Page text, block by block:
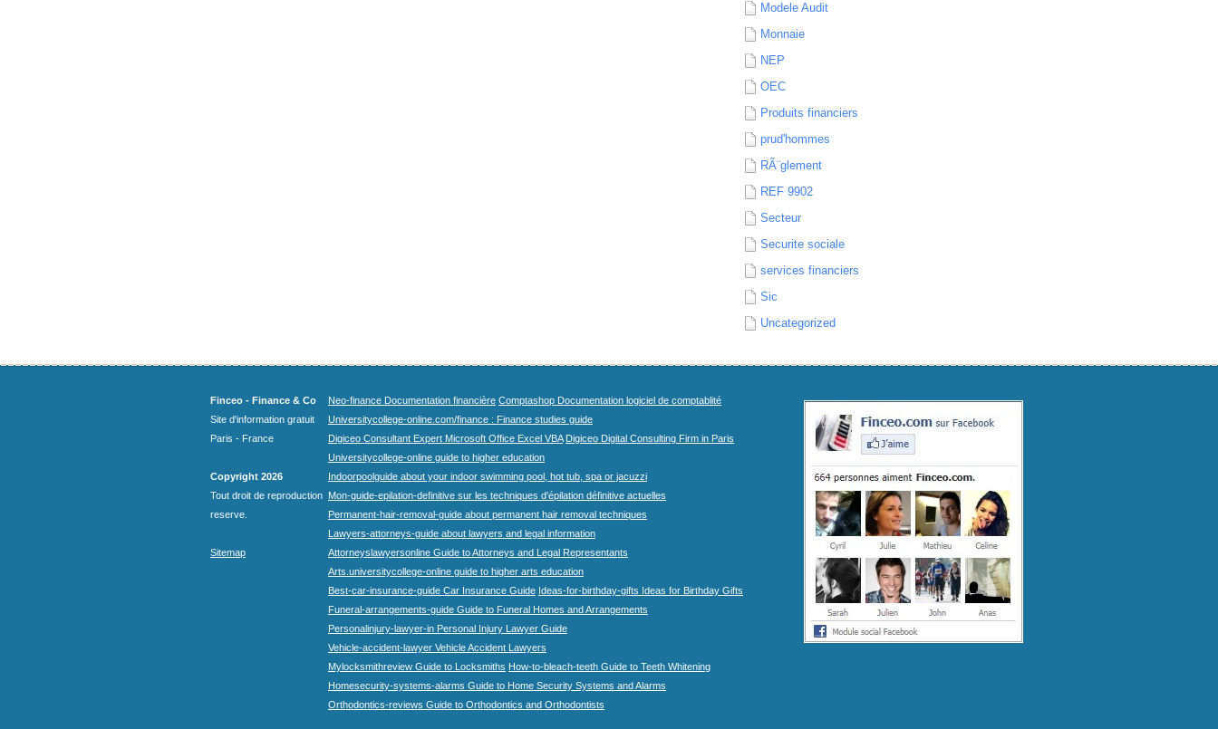
Modele Audit
Monnaie
NEP
OEC
Produits financiers
prud'hommes
RÃ¨glement
REF 9902
Secteur
Securite sociale
services financiers
Sic
Uncategorized
Finceo - Finance & Co
Site d'information gratuit
Paris - France
Copyright 2026
Tout droit de reproduction
reserve.
Sitemap
Neo-finance Documentation financière Comptashop Documentation logiciel de comptablité
Universitycollege-online.com/finance : Finance studies guide
Digiceo Consultant Expert Microsoft Office Excel VBA Digiceo Digital Consulting Firm in Paris
Universitycollege-online guide to higher education
Indoorpoolguide about your indoor swimming pool, hot tub, spa or jacuzzi
Mon-guide-epilation-definitive sur les techniques d'épilation définitive actuelles
Permanent-hair-removal-guide about permanent hair removal techniques
Lawyers-attorneys-guide about lawyers and legal information
Attorneyslawyersonline Guide to Attorneys and Legal Representants
Arts.universitycollege-online guide to higher arts education
Best-car-insurance-guide Car Insurance Guide Ideas-for-birthday-gifts Ideas for Birthday Gifts
Funeral-arrangements-guide Guide to Funeral Homes and Arrangements
Personalinjury-lawyer-in Personal Injury Lawyer Guide
Vehicle-accident-lawyer Vehicle Accident Lawyers
Mylocksmithreview Guide to Locksmiths How-to-bleach-teeth Guide to Teeth Whitening
Homesecurity-systems-alarms Guide to Home Security Systems and Alarms
Orthodontics-reviews Guide to Orthodontics and Orthodontists